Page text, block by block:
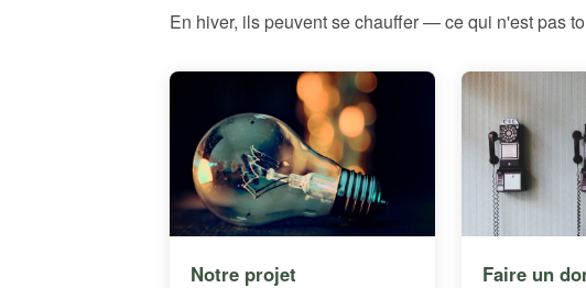
En hiver, ils peuvent se chauffer — ce qui n'est pas
Notre projet Faire un